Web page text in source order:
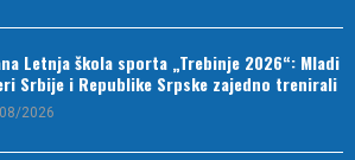
Letnja škola sporta „Trebinje 2026“: Mladi
Srbije i Republike Srpske zajedno trenirali
2026